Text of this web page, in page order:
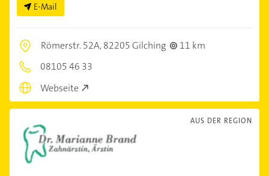
E-Mail
Römerstr. 52A,82205 Gilching
11 km
08105 46 33
Webseite
AUS DER REGION